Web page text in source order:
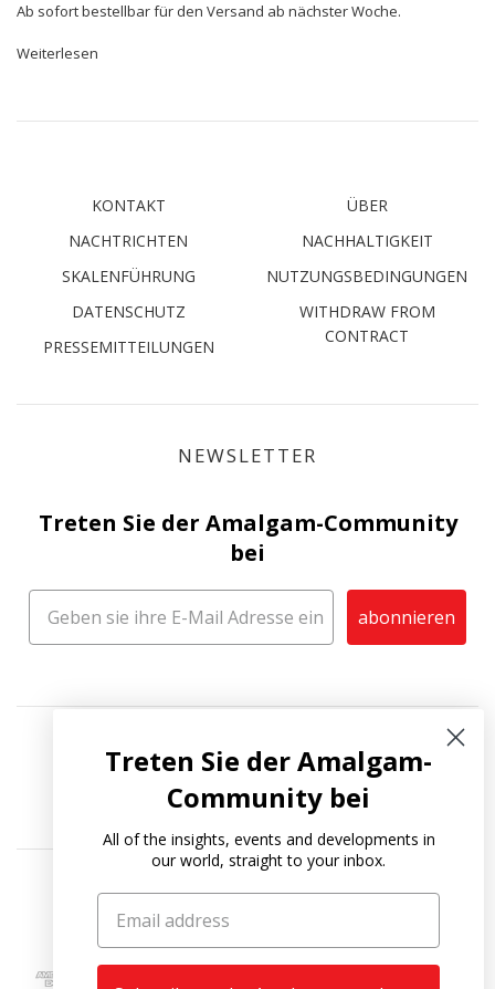
Ab sofort bestellbar für den Versand ab nächster Woche.
Weiterlesen
KONTAKT
NACHTRICHTEN
SKALENFÜHRUNG
DATENSCHUTZ
PRESSEMITTEILUNGEN
ÜBER
NACHHALTIGKEIT
NUTZUNGSBEDINGUNGEN
WITHDRAW FROM
CONTRACT
NEWSLETTER
Treten Sie der Amalgam-Community
bei
abonnieren
Treten Sie der Amalgam-
Community bei
All of the insights, events and developments in
our world, straight to your inbox.